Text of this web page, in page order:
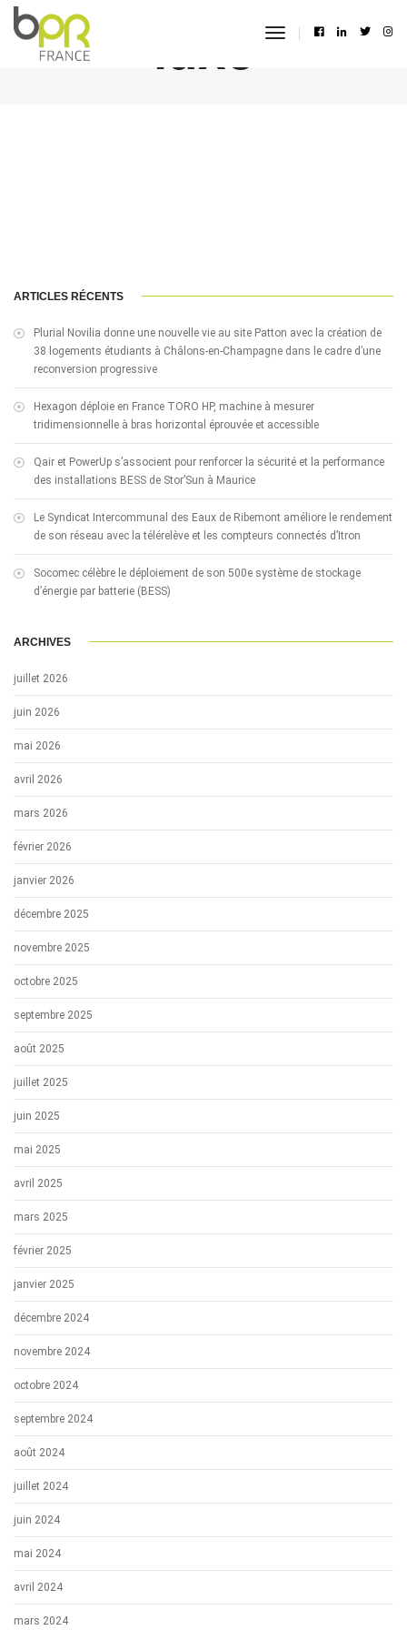
toggle
luxe
ARTICLES RÉCENTS
Plurial Novilia donne une nouvelle vie au site Patton avec la création de
38 logements étudiants à Châlons-en-Champagne dans le cadre d’une
reconversion progressive
Hexagon déploie en France TORO HP, machine à mesurer
tridimensionnelle à bras horizontal éprouvée et accessible
Qair et PowerUp s’associent pour renforcer la sécurité et la performance
des installations BESS de Stor’Sun à Maurice
Le Syndicat Intercommunal des Eaux de Ribemont améliore le rendement
de son réseau avec la télérelève et les compteurs connectés d’Itron
Socomec célèbre le déploiement de son 500e système de stockage
d’énergie par batterie (BESS)
ARCHIVES
juillet 2026
juin 2026
mai 2026
avril 2026
mars 2026
février 2026
janvier 2026
décembre 2025
novembre 2025
octobre 2025
septembre 2025
août 2025
juillet 2025
juin 2025
mai 2025
avril 2025
mars 2025
février 2025
janvier 2025
décembre 2024
novembre 2024
octobre 2024
septembre 2024
août 2024
juillet 2024
juin 2024
mai 2024
avril 2024
mars 2024